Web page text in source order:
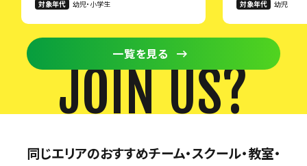
対象年代 幼児・小学生 対象年代 幼児
一覧を見る
JOIN US?
同じエリアのおすすめチーム・スクール・教室・